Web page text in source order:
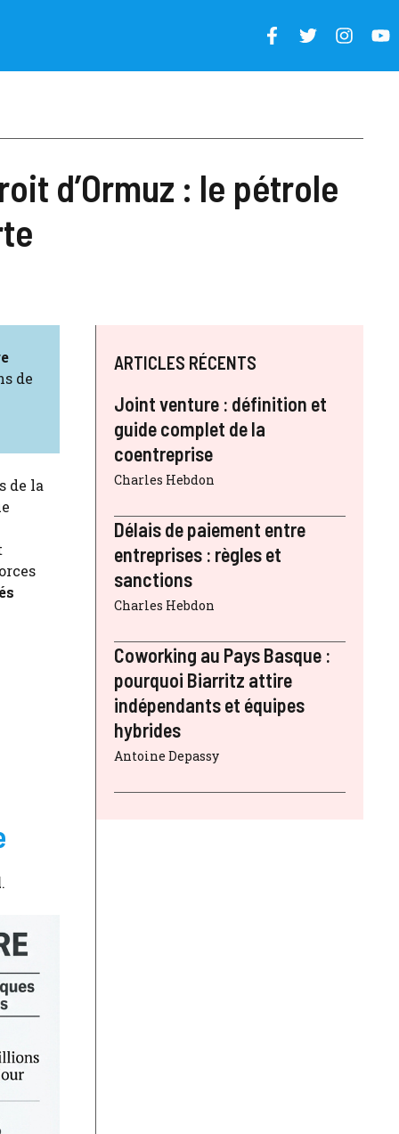
d’Ormuz : le pétrole
de
de la
.
ARTICLES RÉCENTS
Joint venture : définition et
guide complet de la
coentreprise
Charles Hebdon
Délais de paiement entre
entreprises : règles et
sanctions
Charles Hebdon
Coworking au Pays Basque :
pourquoi Biarritz attire
indépendants et équipes
hybrides
Antoine Depassy